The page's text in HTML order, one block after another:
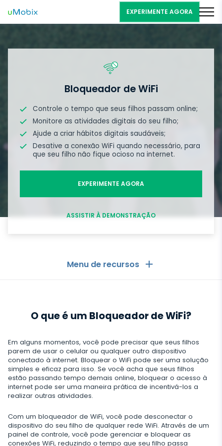
EXPERIMENTE AGORA
Bloqueador de WiFi
Controle o tempo que seus filhos passam online;
Monitore as atividades digitais do seu filho;
Ajude a criar hábitos digitais saudáveis;
Desative a conexão WiFi quando necessário, para
que seu filho não fique ocioso na internet.
EXPERIMENTE AGORA
ASSISTIR À DEMONSTRAÇÃO
Menu de recursos
Registros de chamadas
Aplicativo para Ver Mensagens de Outro celular
Localização GPS
Keylogger
Notificações
Informações do dispositivo
Aplicativos de mensagens
Aplicativos de mensagens
Whatsapp
Facebook Messenger
Viber
Mídia social
Mídia social
Facebook
Instagram
Snapchat
Media
Rastreio de foto e vídeo
Histórico do navegadorFECHAR
O que é um Bloqueador de WiFi?
Em alguns momentos, você pode precisar que seus filhos
parem de usar o celular ou qualquer outro dispositivo
conectado à internet. Bloquear o WiFi pode ser uma solução
simples e eficaz para isso. Se você acha que seus filhos
estão passando tempo demais online, bloquear o acesso à
internet pode ser uma maneira prática de incentivá-los a
realizar outras atividades.
Com um bloqueador de WiFi, você pode desconectar o
dispositivo do seu filho de qualquer rede WiFi. Através de um
painel de controle, você pode gerenciar e bloquear as
conexões WiFi, reduzindo o tempo que seu filho passa